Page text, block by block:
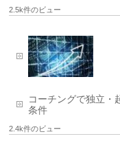
2.5k件のビュー
コーチングで独立・
条件
2.4k件のビュー